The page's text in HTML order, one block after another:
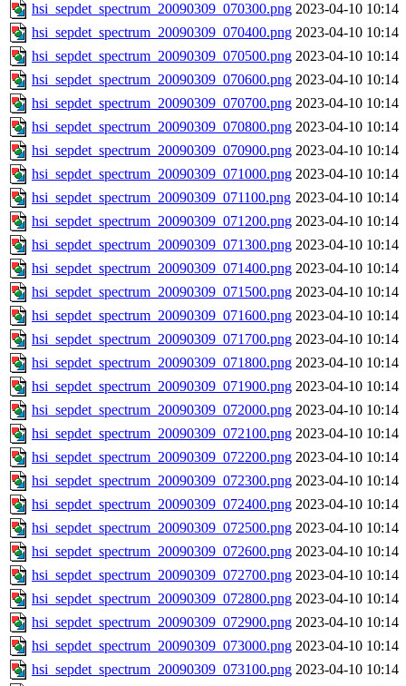
hsi_sepdet_spectrum_20090309_070300.png 2023-04-10 10:14
hsi_sepdet_spectrum_20090309_070400.png 2023-04-10 10:14
hsi_sepdet_spectrum_20090309_070500.png 2023-04-10 10:14
hsi_sepdet_spectrum_20090309_070600.png 2023-04-10 10:14
hsi_sepdet_spectrum_20090309_070700.png 2023-04-10 10:14
hsi_sepdet_spectrum_20090309_070800.png 2023-04-10 10:14
hsi_sepdet_spectrum_20090309_070900.png 2023-04-10 10:14
hsi_sepdet_spectrum_20090309_071000.png 2023-04-10 10:14
hsi_sepdet_spectrum_20090309_071100.png 2023-04-10 10:14
hsi_sepdet_spectrum_20090309_071200.png 2023-04-10 10:14
hsi_sepdet_spectrum_20090309_071300.png 2023-04-10 10:14
hsi_sepdet_spectrum_20090309_071400.png 2023-04-10 10:14
hsi_sepdet_spectrum_20090309_071500.png 2023-04-10 10:14
hsi_sepdet_spectrum_20090309_071600.png 2023-04-10 10:14
hsi_sepdet_spectrum_20090309_071700.png 2023-04-10 10:14
hsi_sepdet_spectrum_20090309_071800.png 2023-04-10 10:14
hsi_sepdet_spectrum_20090309_071900.png 2023-04-10 10:14
hsi_sepdet_spectrum_20090309_072000.png 2023-04-10 10:14
hsi_sepdet_spectrum_20090309_072100.png 2023-04-10 10:14
hsi_sepdet_spectrum_20090309_072200.png 2023-04-10 10:14
hsi_sepdet_spectrum_20090309_072300.png 2023-04-10 10:14
hsi_sepdet_spectrum_20090309_072400.png 2023-04-10 10:14
hsi_sepdet_spectrum_20090309_072500.png 2023-04-10 10:14
hsi_sepdet_spectrum_20090309_072600.png 2023-04-10 10:14
hsi_sepdet_spectrum_20090309_072700.png 2023-04-10 10:14
hsi_sepdet_spectrum_20090309_072800.png 2023-04-10 10:14
hsi_sepdet_spectrum_20090309_072900.png 2023-04-10 10:14
hsi_sepdet_spectrum_20090309_073000.png 2023-04-10 10:14
hsi_sepdet_spectrum_20090309_073100.png 2023-04-10 10:14